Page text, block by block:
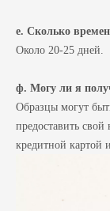
е. Сколько
Около 20-25 дней.
ф. Могу ли я
Образцы могут
предоставить свой
кредитной картой